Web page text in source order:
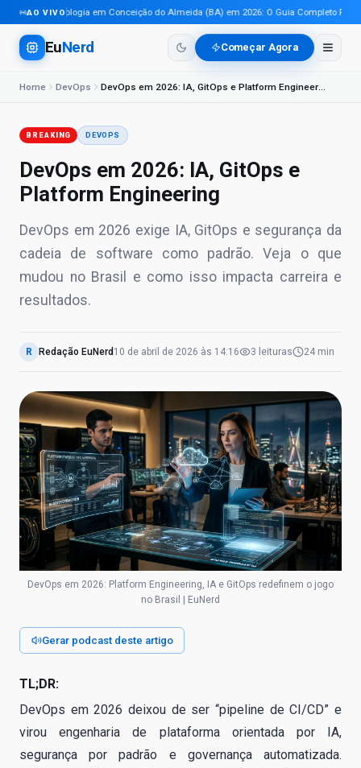
AO VIVO
Tecnologia em Conceição do Almeida (BA) em 2026: O Guia Completo Para
EuNerd Começar Agora
Home DevOps DevOps em 2026: IA, GitOps e Platform Engineering
BREAKING DEVOPS
DevOps em 2026: IA, GitOps e
Platform Engineering
DevOps em 2026 exige IA, GitOps e segurança da
cadeia de software como padrão. Veja o que
mudou no Brasil e como isso impacta carreira e
resultados.
R Redação EuNerd 10 de abril de 2026 às 14:16 3 leituras 24 min
DevOps em 2026: Platform Engineering, IA e GitOps redefinem o jogo
no Brasil | EuNerd
Gerar podcast deste artigo
TL;DR:
DevOps em 2026 deixou de ser “pipeline de CI/CD” e
virou engenharia de plataforma orientada por IA,
segurança por padrão e governança automatizada.